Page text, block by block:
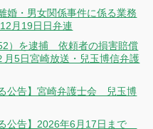
婚・男女関係事件に係る業務
月19日日弁連
）を逮捕 依頼者の損害賠償
5日宮崎放送・兒玉博信弁護
公告】宮崎弁護士会 兒玉博
公告】2026年6月17日まで